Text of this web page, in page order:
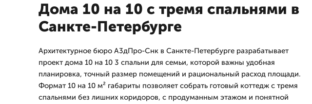
Дома 10 на 10 с тремя спальнями в
Санкте-Петербурге
Архитектурное бюро А3дПро-Снк в Санкте-Петербурге разрабатывает
проект дома 10 на 10 3 спальни для семьи, которой важны удобная
планировка, точный размер помещений и рациональный расход площади.
Формат 10 на 10 м² габариты позволяет собрать готовый коттедж с тремя
спальнями без лишних коридоров, с продуманным этажом и понятной